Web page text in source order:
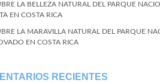
LA BELLEZA NATURAL DEL PARQUE
EN COSTA RICA
LA MARAVILLA NATURAL DEL PARQUE
EN COSTA RICA
RECIENTES